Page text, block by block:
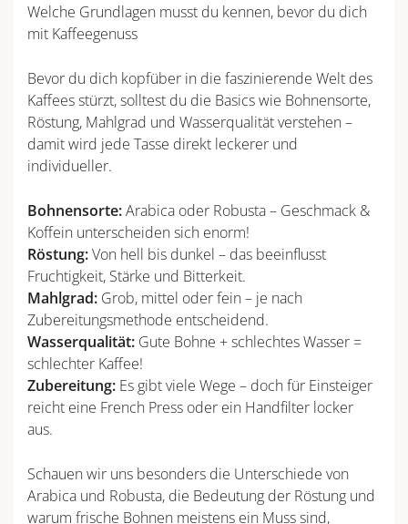
Welche Grundlagen musst du kennen, bevor du dich
mit Kaffeegenuss
Bevor du dich kopfüber in die faszinierende Welt des
Kaffees stürzt, solltest du die Basics wie Bohnensorte,
Röstung, Mahlgrad und Wasserqualität verstehen –
damit wird jede Tasse direkt leckerer und
individueller.
Bohnensorte:Arabica oder Robusta – Geschmack &
Koffein unterscheiden sich enorm!
Röstung:Von hell bis dunkel – das beeinflusst
Fruchtigkeit, Stärke und Bitterkeit.
Mahlgrad: Grob, mittel oder fein – je nach
Zubereitungsmethode entscheidend.
Wasserqualität: Gute Bohne + schlechtes Wasser =
schlechter Kaffee!
Zubereitung: Es gibt viele Wege – doch für Einsteiger
reicht eine French Press oder ein Handfilter locker
aus.
Schauen wir uns besonders die Unterschiede von
Arabica und Robusta, die Bedeutung der Röstung und
warum frische Bohnen meistens ein Muss sind,